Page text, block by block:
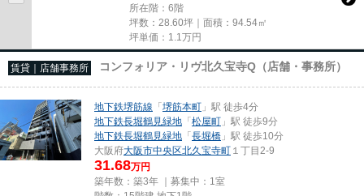
所在階：6階
坪数：28.60坪｜面積：94.54㎡
坪単価： 1.1 万円
賃貸｜店舗事務所 コンフォリア・リヴ北久宝寺Q（店舗・事務所）
地下鉄堺筋線 「堺筋本町 」駅 徒歩4分
地下鉄長堀鶴見緑地 「松屋町 」駅 徒歩9分
地下鉄長堀鶴見緑地 「長堀橋 」駅 徒歩10分
大阪府大阪市中央区北久宝寺町 １丁目2-9
31.68万円
築年数：築3年 ｜募集中： 1室